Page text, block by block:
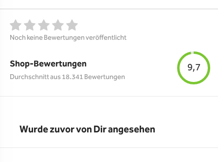
Noch keine Bewertungen veröffentlicht
Shop-Bewertungen
Durchschnitt aus 18.341 Bewertungen
9,7
Wurde zuvor von Dir angesehen